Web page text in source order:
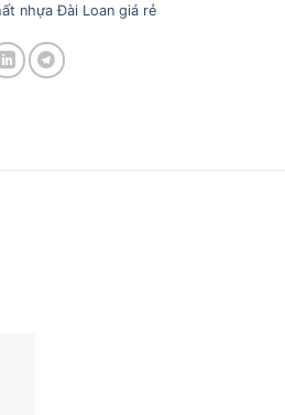
nhựa Đài Loan giá rẻ